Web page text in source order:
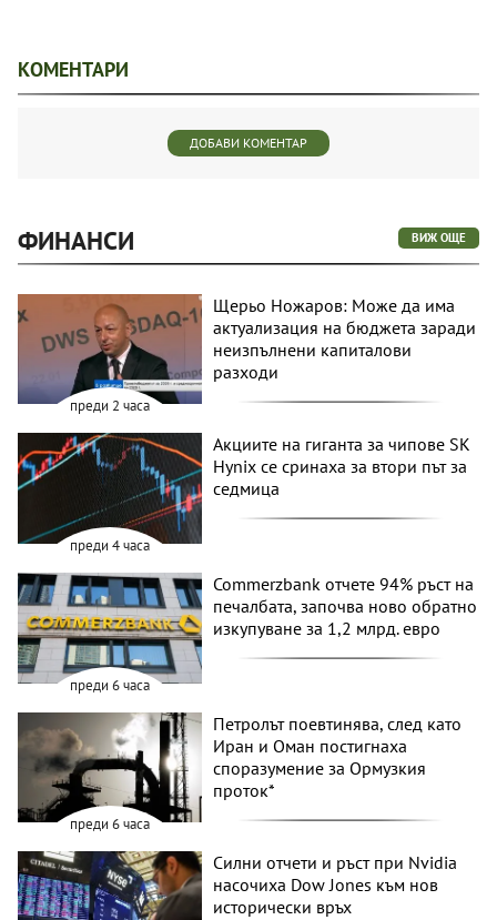
КОМЕНТАРИ
ДОБАВИ КОМЕНТАР
ФИНАНСИ ВИЖ ОЩЕ
преди 2 часа
Щерьо Ножаров: Може да има
актуализация на бюджета заради
неизпълнени капиталови
разходи
преди 4 часа
Акциите на гиганта за чипове SK
Hynix се сринаха за втори път за
седмица
преди 6 часа
Commerzbank отчете 94% ръст на
печалбата, започва ново обратно
изкупуване за 1,2 млрд. евро
преди 6 часа
Петролът поевтинява, след като
Иран и Оман постигнаха
споразумение за Ормузкия
проток*
Силни отчети и ръст при Nvidia
насочиха Dow Jones към нов
исторически връх